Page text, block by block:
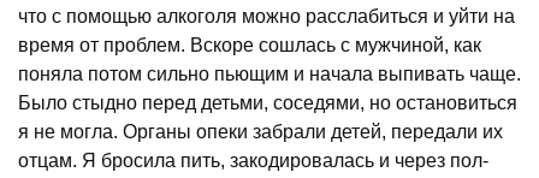
что с помощью алкоголя можно расслабиться и уйти на
время от проблем. Вскоре сошлась с мужчиной, как
поняла потом сильно пьющим и начала выпивать чаще.
Было стыдно перед детьми, соседями, но остановиться
я не могла. Органы опеки забрали детей, передали их
отцам. Я бросила пить, закодировалась и через пол-